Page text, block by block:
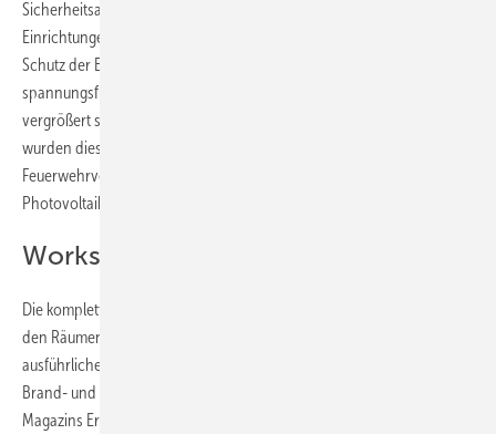
Sicherheitsabstände von einem Meter zu spannungsführenden
Einrichtungen bei den Löscharbeiten mit einem Sprühstrahl zum
Schutz der Einsatzkräfte grundsätzlich ausreichend sind. Wenn die
spannungsführende Einrichtung mit einem Vollstrahl bekämpfen,
vergrößert sich der Mindestabstand auf fünf Meter. Schon 2010
wurden diese Maßnahmen in der Checkliste des Deutschen
Feuerwehrverbandes zur
Photovoltaikanlagen zusammengefasst.
Workshop Anfang April
Die kompletten Forschungsergebnisse werden die Projektpartner in
den Räumen des TÜV Rheinland Anfang April vorstellen. Einen
ausführlichen Beitrag zum Thema automatische Modulabschlatung im
Brand- und Katastrophenfall lesen Sie in der Märzausgabe des
Magazins Erneuerbare Energien. (Sven Ullrich)